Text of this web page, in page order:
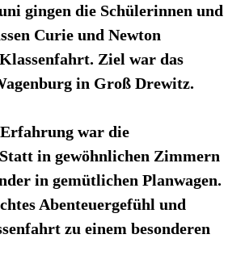
gingen die Schülerinnen und
Curieund Newton
Ziel war das
in Groß Drewitz.
war die
in gewöhnlichen Zimmern
in gemütlichen Planwagen.
Abenteuergefühl und
zu einem besonderen